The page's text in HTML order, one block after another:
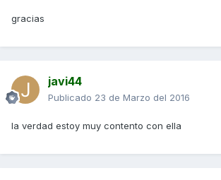
gracias
javi44
Publicado 23 de Marzo del 2016
la verdad estoy muy contento con ella